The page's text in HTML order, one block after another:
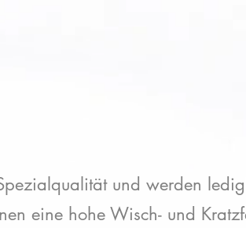
und werden
eine hohe Wisch- und